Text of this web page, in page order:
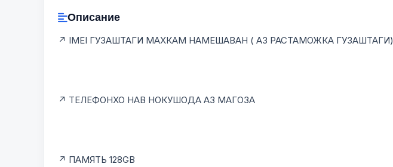
Описание
↗️ IMEI ГУЗАШТАГИ МАХКАМ НАМЕШАВАН ( АЗ РАСТАМОЖКА ГУЗАШТАГИ)
↗️ ТЕЛЕФОНХО НАВ НОКУШОДА АЗ МАГОЗА
↗️ ПАМЯТЬ 128GB